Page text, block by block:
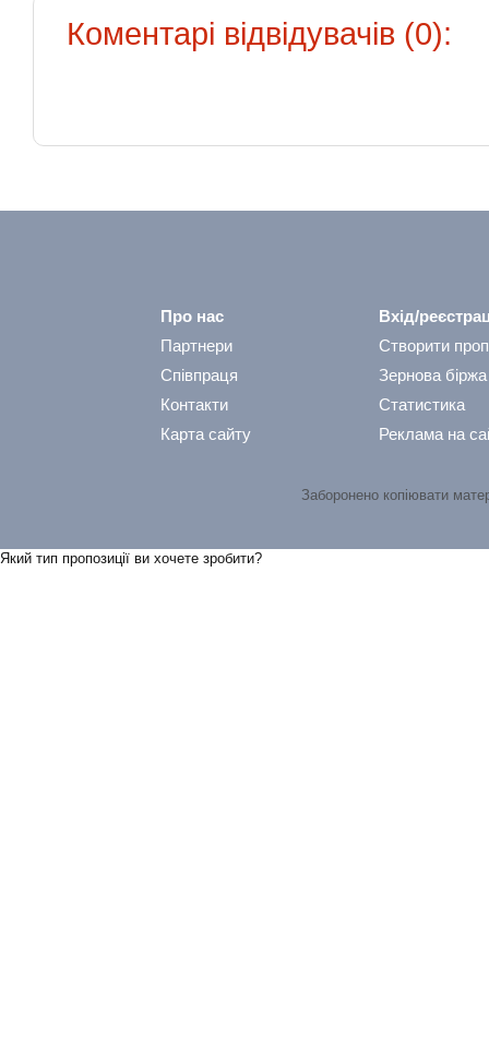
Коментарі відвідувачів (0):
Про нас
Партнери
Співпраця
Контакти
Карта сайту
Вхід/
Створити
Зернова біржа
Статистика
Реклама на
Заборонено копіювати
Який тип пропозицiї ви хочете зробити?